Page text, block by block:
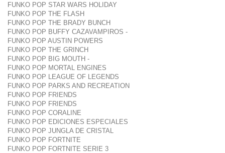
FUNKO POP STAR WARS HOLIDAY
FUNKO POP THE FLASH
FUNKO POP THE BRADY BUNCH
FUNKO POP BUFFY CAZAVAMPIROS -
FUNKO POP AUSTIN POWERS
FUNKO POP THE GRINCH
FUNKO POP BIG MOUTH -
FUNKO POP MORTAL ENGINES
FUNKO POP LEAGUE OF LEGENDS
FUNKO POP PARKS AND RECREATION
FUNKO POP FRIENDS
FUNKO POP FRIENDS
FUNKO POP CORALINE
FUNKO POP EDICIONES ESPECIALES
FUNKO POP JUNGLA DE CRISTAL
FUNKO POP FORTNITE
FUNKO POP FORTNITE SERIE 3